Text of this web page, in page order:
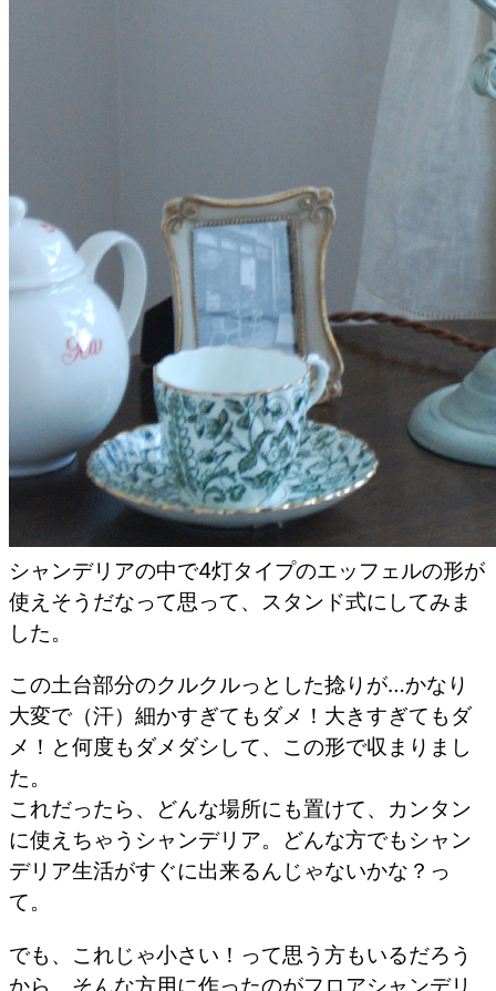
シャンデリアの中で4灯タイプのエッフェルの形が
使えそうだなって思って、スタンド式にしてみま
した。
この土台部分のクルクルっとした捻りが…かなり
大変で（汗）細かすぎてもダメ！大きすぎてもダ
メ！と何度もダメダシして、この形で収まりまし
た。
これだったら、どんな場所にも置けて、カンタン
に使えちゃうシャンデリア。どんな方でもシャン
デリア生活がすぐに出来るんじゃないかな？っ
て。
でも、これじゃ小さい！って思う方もいるだろう
から、そんな方用に作ったのがフロアシャンデリ